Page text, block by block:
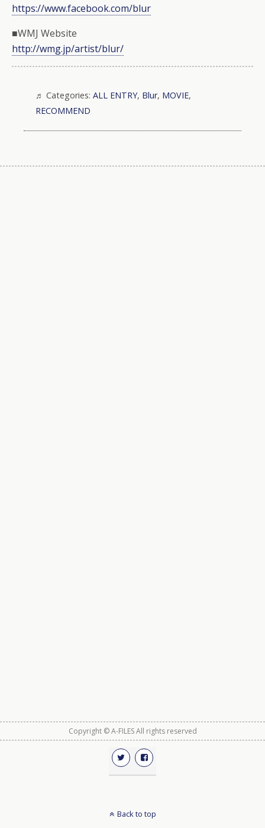
https://www.facebook.com/blur
■WMJ Website
http://wmg.jp/artist/blur/
Categories: ALL ENTRY, Blur, MOVIE,
RECOMMEND
Copyright © A-FILES All rights reserved
Back to top